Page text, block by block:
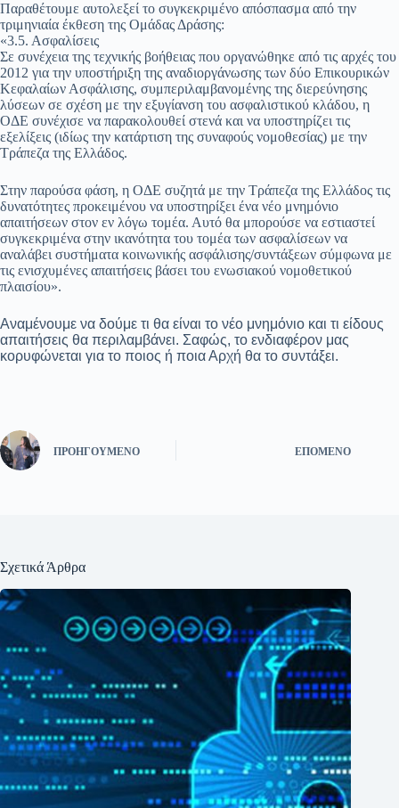
Παραθέτουμε αυτολεξεί το συγκεκριμένο απόσπασμα από την
τριμηνιαία έκθεση της Ομάδας Δράσης:
«3.5. Ασφαλίσεις
Σε συνέχεια της τεχνικής βοήθειας που οργανώθηκε από τις αρχές του
2012 για την υποστήριξη της αναδιοργάνωσης των δύο Επικουρικών
Κεφαλαίων Ασφάλισης, συμπεριλαμβανομένης της διερεύνησης
λύσεων σε σχέση με την εξυγίανση του ασφαλιστικού κλάδου, η
ΟΔΕ συνέχισε να παρακολουθεί στενά και να υποστηρίζει τις
εξελίξεις (ιδίως την κατάρτιση της συναφούς νομοθεσίας) με την
Τράπεζα της Ελλάδος.
Στην παρούσα φάση, η ΟΔΕ συζητά με την Τράπεζα της Ελλάδος τις
δυνατότητες προκειμένου να υποστηρίξει ένα νέο μνημόνιο
απαιτήσεων στον εν λόγω τομέα. Αυτό θα μπορούσε να εστιαστεί
συγκεκριμένα στην ικανότητα του τομέα των ασφαλίσεων να
αναλάβει συστήματα κοινωνικής ασφάλισης/συντάξεων σύμφωνα με
τις ενισχυμένες απαιτήσεις βάσει του ενωσιακού νομοθετικού
πλαισίου».
Αναμένουμε να δούμε τι θα είναι το νέο μνημόνιο και τι είδους
απαιτήσεις θα περιλαμβάνει. Σαφώς, το ενδιαφέρον μας
κορυφώνεται για το ποιος ή ποια Αρχή θα το συντάξει.
ΠΡΟΗΓΟΎΜΕΝΟ ΕΠΌΜΕΝΟ
Σχετικά Άρθρα